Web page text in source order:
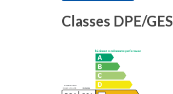
Classes DPE/GES